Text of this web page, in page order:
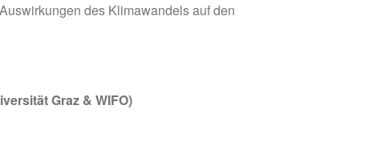
des Klimawandels auf den
Graz & WIFO)